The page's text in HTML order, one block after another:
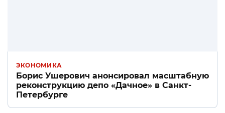
ЭКОНОМИКА
Борис Ушерович анонсировал масштабную
реконструкцию депо «Дачное» в Санкт-
Петербурге